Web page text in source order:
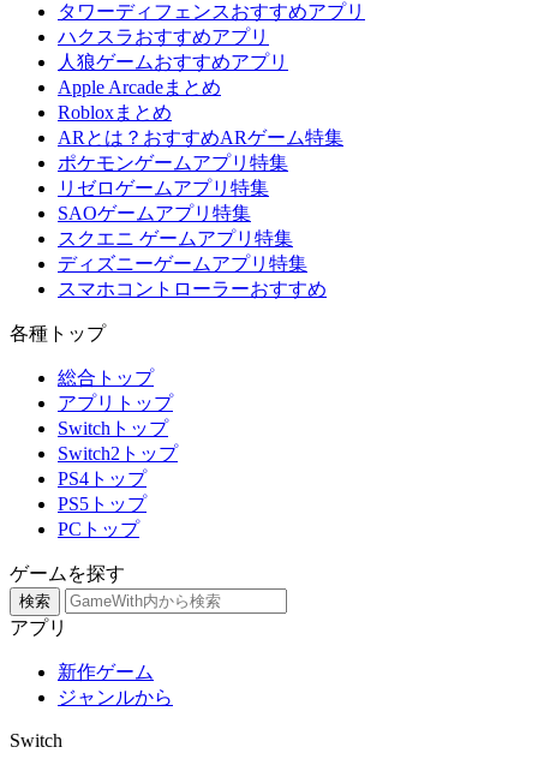
タワーディフェンスおすすめアプリ
ハクスラおすすめアプリ
人狼ゲームおすすめアプリ
Apple Arcadeまとめ
Robloxまとめ
ARとは？おすすめARゲーム特集
ポケモンゲームアプリ特集
リゼロゲームアプリ特集
SAOゲームアプリ特集
スクエニ ゲームアプリ特集
ディズニーゲームアプリ特集
スマホコントローラーおすすめ
各種トップ
総合トップ
アプリトップ
Switchトップ
Switch2トップ
PS4トップ
PS5トップ
PCトップ
ゲームを探す
検索
アプリ
新作ゲーム
ジャンルから
Switch